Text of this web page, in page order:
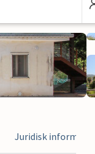
Juridisk information